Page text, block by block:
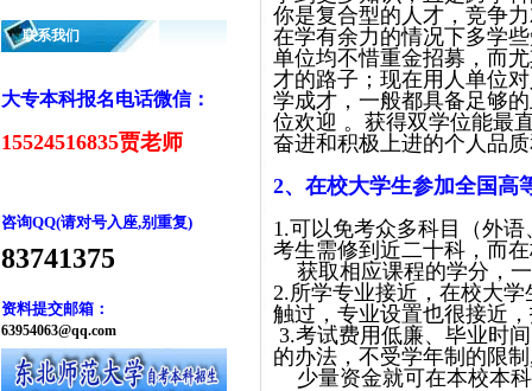
联系我们
大专本科报名电话微信：
15524516835贾老师
咨询QQ(请对号入座,别重复)
83741375
资料提交邮箱：
63954063@qq.com
你是复合型的人才，竞争
在学有余力的情况下多学
单位均不惜重金招募，而
才的路子；现在用人单位
学成才，一般都具备足够
位欢迎 。获得双学位能最
奋进和积极上进的个人品
2、在校大学生参加全国高
1.可以免考众多科目（外
考生需修到近二十科，而
获取相应课程的学分，
2.所学专业接近，在校大
触过，专业设置也很接近
3.考试费用低廉、毕业时
的办法，不受学年制的限
少量资金就可在本校本